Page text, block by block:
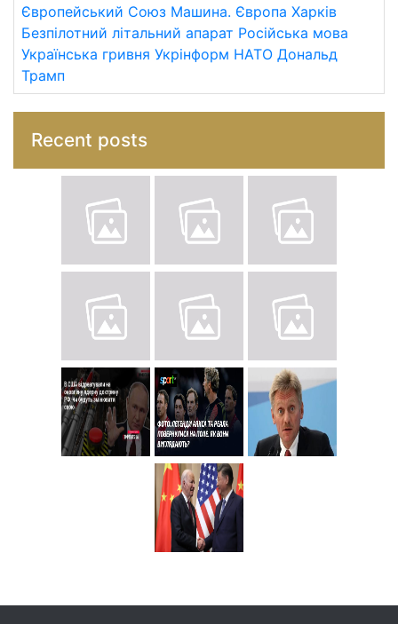
Європейський Союз Машина. Європа Харків
Безпілотний літальний апарат Російська мова
Українська гривня Укрінформ НАТО Дональд
Трамп
Recent posts